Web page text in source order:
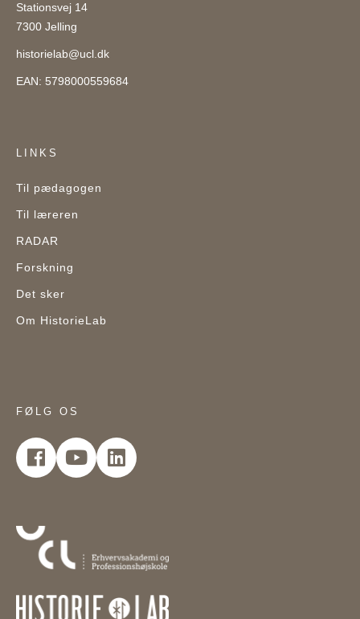
Stationsvej 14
7300 Jelling
historielab@ucl.dk
EAN: 5798000559684
LINKS
Til pædagogen
Til læreren
RADAR
Forskning
Det sker
Om HistorieLab
FØLG OS